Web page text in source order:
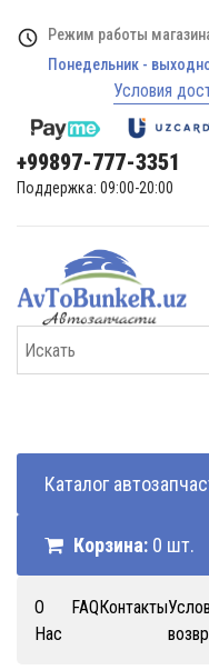
Режим работы
Понедельник -
Условия
+99897-777-3351
Поддержка: 09:00-20:00
Каталог
Корзина: 0 шт.
О
Нас
FAQКонтакты